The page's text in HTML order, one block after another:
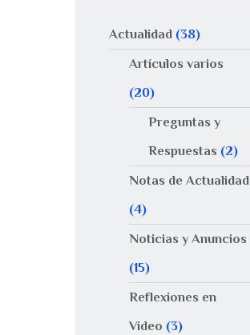
Actualidad (38)
Artículos varios
(20)
Preguntas y
Respuestas (2)
Notas de Actualidad
(4)
Noticias y Anuncios
(15)
Reflexiones en
Video (3)